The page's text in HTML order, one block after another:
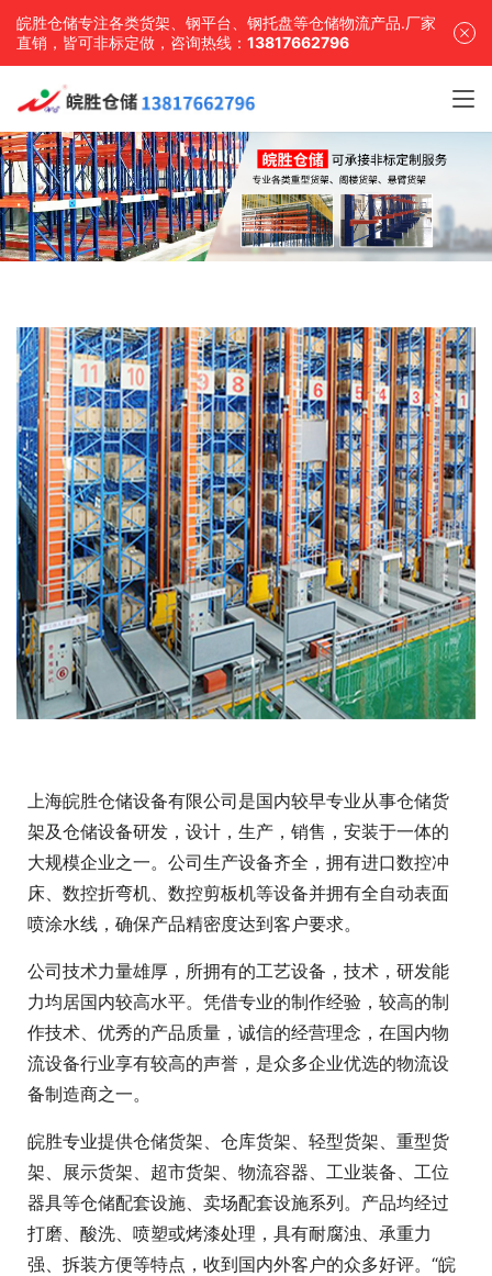
皖胜仓储专注各类货架、钢平台、钢托盘等仓储物流产品.厂家
直销，皆可非标定做，咨询热线： 13817662796
上海皖胜仓储设备有限公司是国内较早专业从事仓储货
架及仓储设备研发，设计，生产，销售，安装于一体的
大规模企业之一。公司生产设备齐全，拥有进口数控冲
床、数控折弯机、数控剪板机等设备并拥有全自动表面
喷涂水线，确保产品精密度达到客户要求。
公司技术力量雄厚，所拥有的工艺设备，技术，研发能
力均居国内较高水平。凭借专业的制作经验，较高的制
作技术、优秀的产品质量，诚信的经营理念，在国内物
流设备行业享有较高的声誉，是众多企业优选的物流设
备制造商之一。
皖胜专业提供仓储货架、仓库货架、轻型货架、重型货
架、展示货架、超市货架、物流容器、工业装备、工位
器具等仓储配套设施、卖场配套设施系列。产品均经过
打磨、酸洗、喷塑或烤漆处理，具有耐腐浊、承重力
强、拆装方便等特点，收到国内外客户的众多好评。“皖